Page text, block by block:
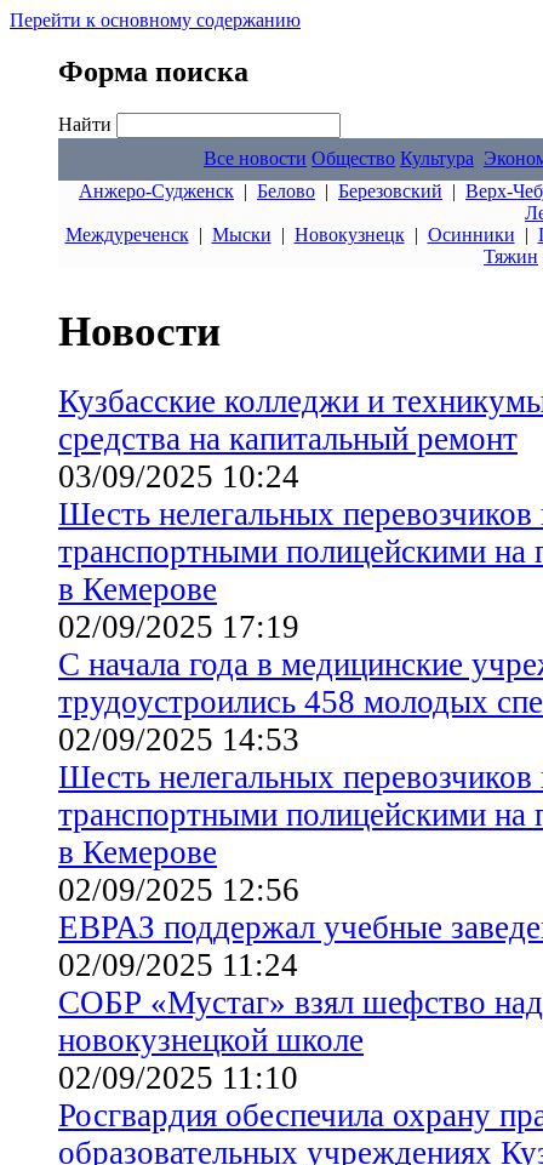
Перейти к основному содержанию
Форма поиска
Найти
Все новости Общество Культура
Анжеро-Судженск | Белово | Березовский | Верх-
Междуреченск| Мыски | Новокузнецк| Осинники |
Тяжин
Новости
Кузбасские колледжи и
средства на капитальный ремонт
03/09/2025 10:24
Шесть нелегальных
транспортными полицейскими на
в Кемерове
02/09/2025 17:19
С начала года в медицинские
трудоустроились 458 молодых
02/09/2025 14:53
Шесть нелегальных
транспортными полицейскими на
в Кемерове
02/09/2025 12:56
ЕВРАЗ поддержал учебные
02/09/2025 11:24
СОБР «Мустаг» взял шефство
новокузнецкой школе
02/09/2025 11:10
Росгвардия обеспечила охрану
образовательных учреждениях